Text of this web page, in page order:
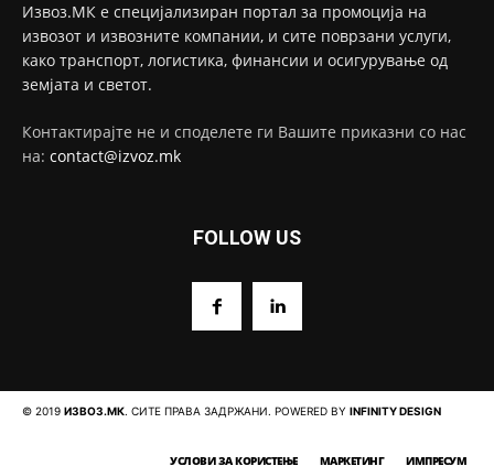
Извоз.МК е специјализиран портал за промоција на
извозот и извозните компании, и сите поврзани услуги,
како транспорт, логистика, финансии и осигурување од
земјата и светот.
Контактирајте не и споделете ги Вашите приказни со нас
на: contact@izvoz.mk
FOLLOW US
© 2019 ИЗВОЗ.МК. СИТЕ ПРАВА ЗАДРЖАНИ. POWERED BY INFINITY DESIGN
УСЛОВИ ЗА КОРИСТЕЊЕ МАРКЕТИНГ ИМПРЕСУМ